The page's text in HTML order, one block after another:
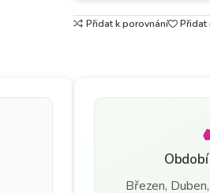
Přidat k porovnání Přidat
Březen,